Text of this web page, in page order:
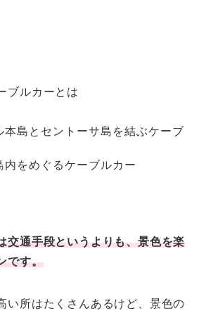
ブルカーとは
本島とセントーサ島を結ぶケーブ
内をめぐるケーブルカー
交通手段というよりも、景色を楽
です。
い所はたくさんあるけど、景色の